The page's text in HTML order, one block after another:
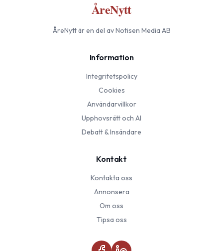
ÅreNytt
ÅreNyttär en del av Notisen Media AB
Information
Integritetspolicy
Cookies
Användarvillkor
Upphovsrätt och AI
Debatt & Insändare
Kontakt
Kontakta oss
Annonsera
Om oss
Tipsa oss